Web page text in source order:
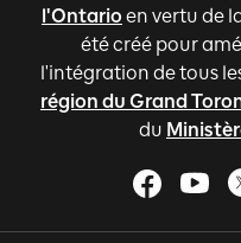
l'Ontario en vertu de
été créé pour
l'intégration de tous
région du Grand
du